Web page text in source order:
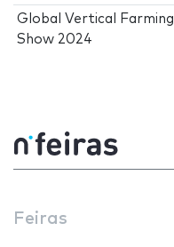
Global Vertical Farming
Show 2024
Feiras